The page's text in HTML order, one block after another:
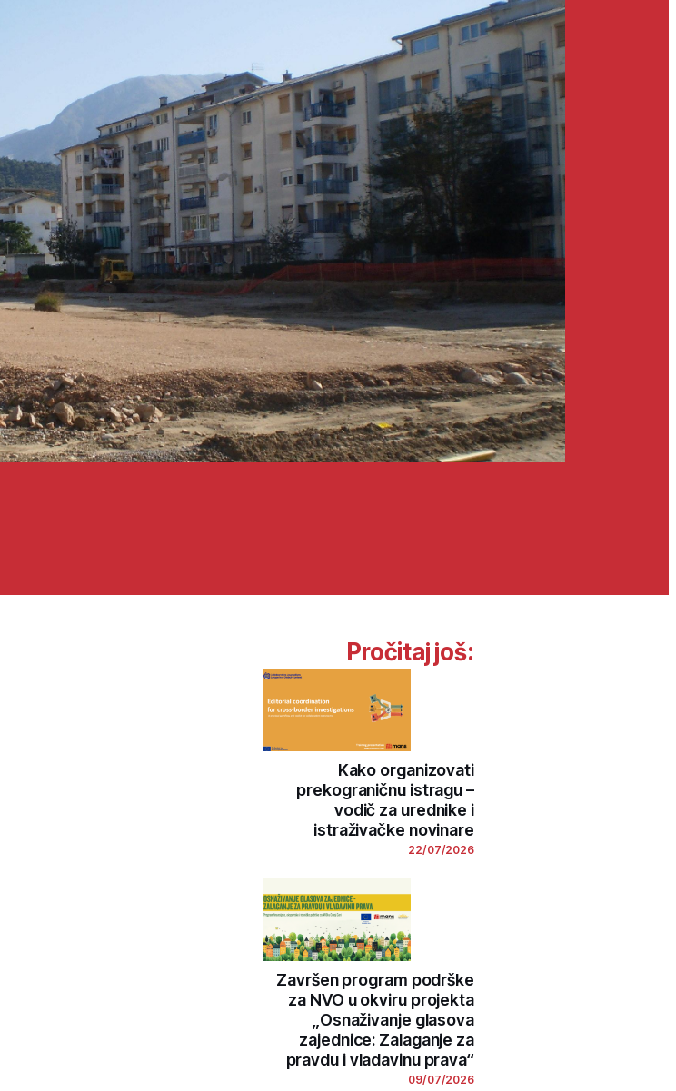
Pročitaj još:
Kako organizovati
prekograničnu istragu –
vodič za urednike i
istraživačke novinare
22/07/2026
Završen program podrške
za NVO u okviru projekta
„Osnaživanje glasova
zajednice: Zalaganje za
pravdu i vladavinu prava“
09/07/2026